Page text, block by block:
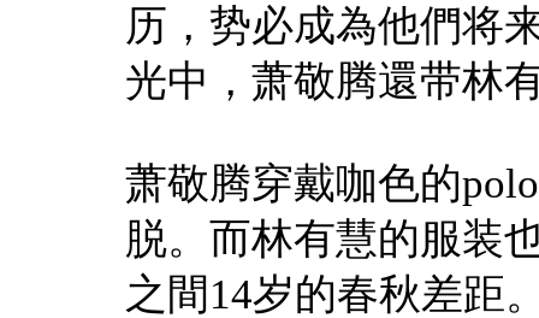
历，势必成為他們将
光中，萧敬腾還带林
萧敬腾穿戴咖色的
脱。而林有慧的服装
之間14岁的春秋差距